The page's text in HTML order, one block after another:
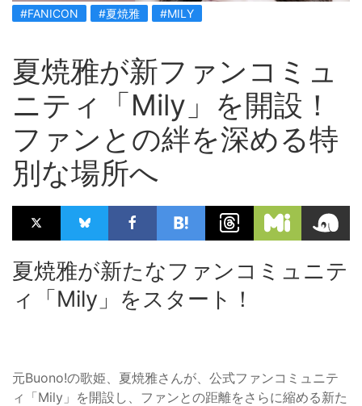
#FANICON #夏焼雅 #MILY
夏焼雅が新ファンコミュ
ニティ「Mily」を開設！
ファンとの絆を深める特
別な場所へ
夏焼雅が新たなファンコミュニテ
ィ「Mily」をスタート！
元Buono!の歌姫、夏焼雅さんが、公式ファンコミュニテ
ィ「Mily」を開設し、ファンとの距離をさらに縮める新た